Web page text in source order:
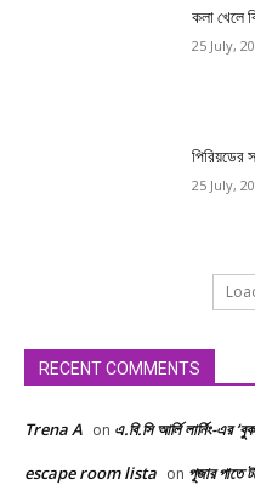
কলা খেলে
25 July,
পিরিয়ডের
25 July,
RECENT COMMENTS
Trena A on এ.বি.সি আর্লি লার্নিং-এর
escape room lista on পূজার পাতে